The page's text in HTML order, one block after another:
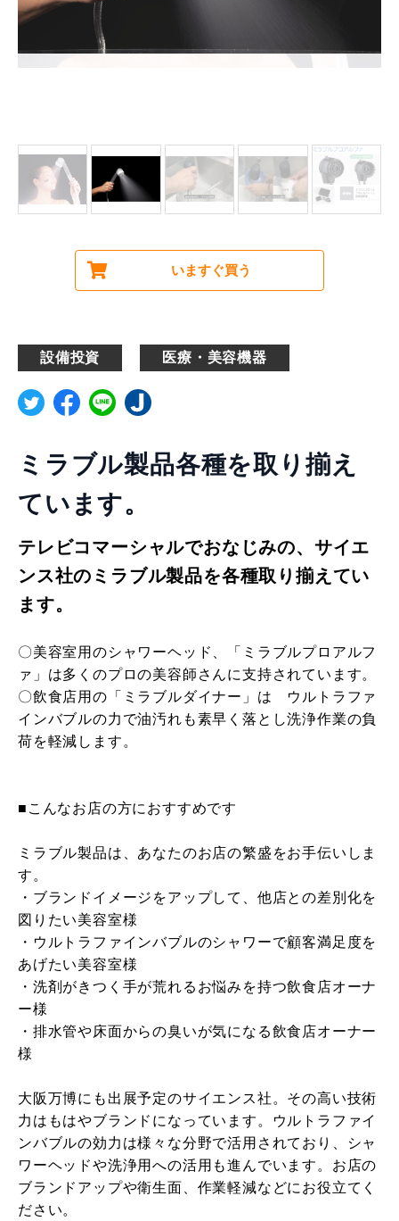
いますぐ買う
設備投資 医療・美容機器
ミラブル製品各種を取り揃え
ています。
テレビコマーシャルでおなじみの、サイエ
ンス社のミラブル製品を各種取り揃えてい
ます。
〇美容室用のシャワーヘッド、「ミラブルプロアルフ
ァ」は多くのプロの美容師さんに支持されています。
〇飲食店用の「ミラブルダイナー」は ウルトラファ
インバブルの力で油汚れも素早く落とし洗浄作業の負
荷を軽減します。
■こんなお店の方におすすめです
ミラブル製品は、あなたのお店の繁盛をお手伝いしま
す。
・ブランドイメージをアップして、他店との差別化を
図りたい美容室様
・ウルトラファインバブルのシャワーで顧客満足度を
あげたい美容室様
・洗剤がきつく手が荒れるお悩みを持つ飲食店オーナ
ー様
・排水管や床面からの臭いが気になる飲食店オーナー
様
大阪万博にも出展予定のサイエンス社。その高い技術
力はもはやブランドになっています。ウルトラファイ
ンバブルの効力は様々な分野で活用されており、シャ
ワーヘッドや洗浄用への活用も進んでいます。お店の
ブランドアップや衛生面、作業軽減などにお役立てく
ださい。